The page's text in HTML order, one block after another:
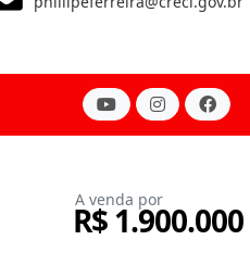
A venda por
R$ 1.900.000